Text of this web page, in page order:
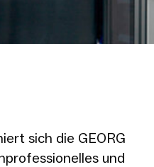
sich die GEORG
und